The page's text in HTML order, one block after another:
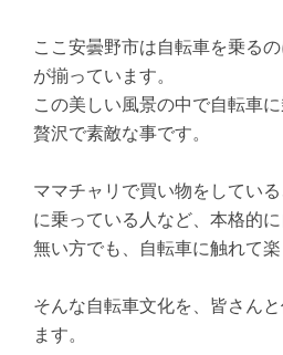
ここ安曇野市は自転車を乗る
が揃っています。
この美しい風景の中で自転車
贅沢で素敵な事です。
ママチャリで買い物をしてい
に乗っている人など、本格的
無い方でも、自転車に触れて楽
そんな自転車文化を、皆さん
ます。